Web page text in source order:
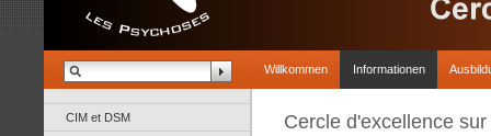
Willkommen Informationen
CIM et DSM
Cercle d'excellence